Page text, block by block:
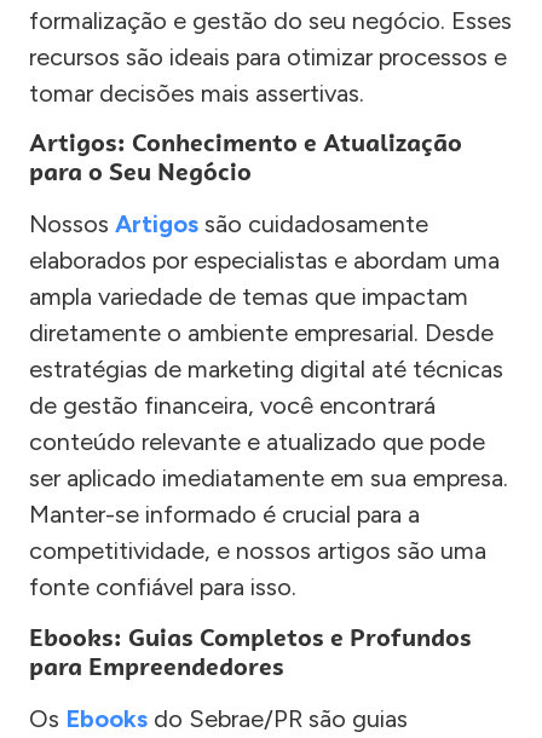
formalização e gestão do seu negócio. Esses
recursos são ideais para otimizar processos e
tomar decisões mais assertivas.
Artigos: Conhecimento e Atualização
para o Seu Negócio
Nossos Artigos são cuidadosamente
elaborados por especialistas e abordam uma
ampla variedade de temas que impactam
diretamente o ambiente empresarial. Desde
estratégias de marketing digital até técnicas
de gestão financeira, você encontrará
conteúdo relevante e atualizado que pode
ser aplicado imediatamente em sua empresa.
Manter-se informado é crucial para a
competitividade, e nossos artigos são uma
fonte confiável para isso.
Ebooks: Guias Completos e Profundos
para Empreendedores
Os Ebooks do Sebrae/PR são guias